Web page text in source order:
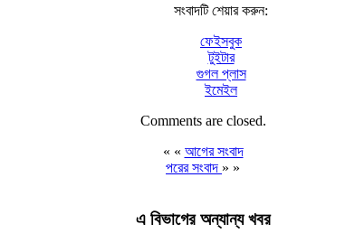
সংবাদটি শেয়ার করুন:
ফেইসবুক
টুইটার
গুগল প্লাস
ইমেইল
Comments are closed.
« « আগের সংবাদ
পরের সংবাদ » »
এ বিভাগের অন্যান্য খবর